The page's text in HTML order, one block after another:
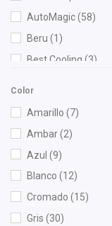
AutoMagic(58)
Beru (1)
Best Cooling (3)
Color
Amarillo (7)
Ambar(2)
Azul (9)
Blanco (12)
Cromado (15)
Gris (30)